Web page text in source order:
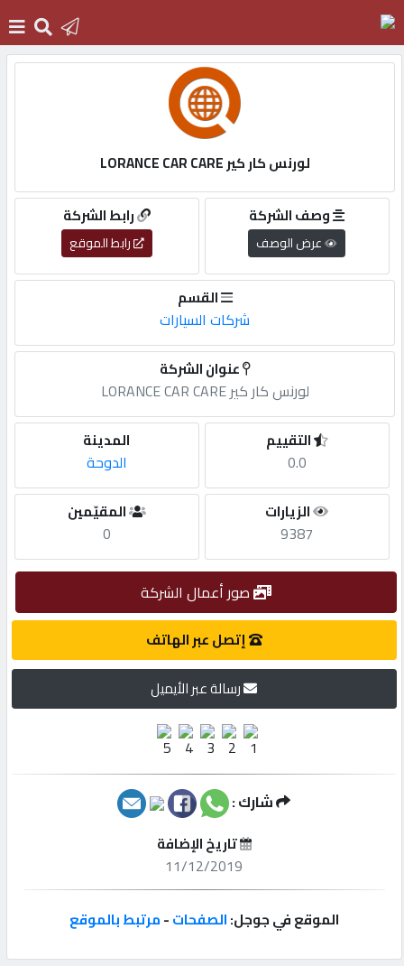
التسجيل
English
أضف
طلب
شركات
إعلانات
لورنس كار كير LORANCE CAR CARE
رابط الشركة
رابط الموقع
وصف الشركة
عرض الوصف
القسم
شركات السيارات
عنوان الشركة
لورنس كار كير LORANCE CAR CARE
المدينة
الدوحة
التقييم
0.0
المقيّمين
0
الزيارات
9387
صور أعمال الشركة
إتصل عبر الهاتف
رسالة عبر الأيميل
شارك :
تاريخ الإضافة
11/12/2019
الموقع في جوجل:الصفحات-مرتبط بالموقع